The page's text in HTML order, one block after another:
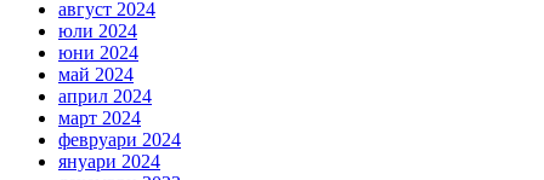
август 2024
юли 2024
юни 2024
май 2024
април 2024
март 2024
февруари 2024
януари 2024